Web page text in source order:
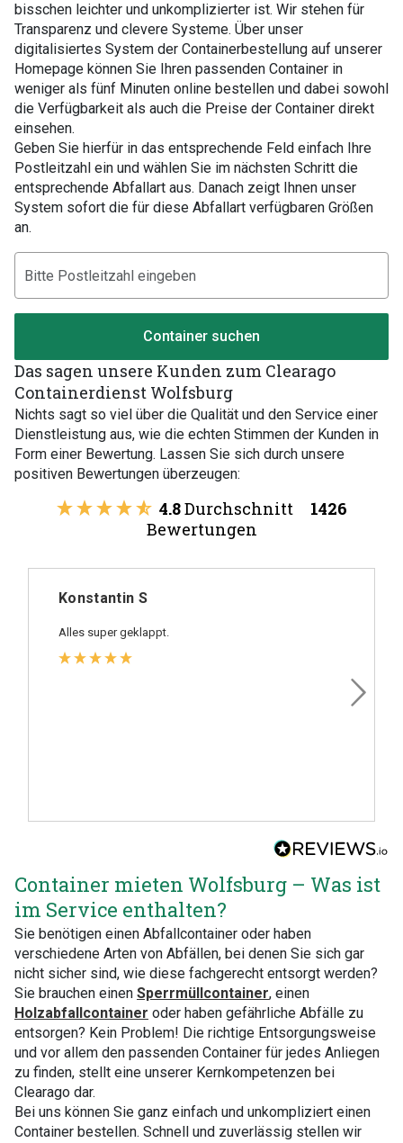
bisschen leichter und unkomplizierter ist. Wir stehen für
Transparenz und clevere Systeme. Über unser
digitalisiertes System der Containerbestellung auf unserer
Homepage können Sie Ihren passenden Container in
weniger als fünf Minuten online bestellen und dabei sowohl
die Verfügbarkeit als auch die Preise der Container direkt
einsehen.
Geben Sie hierfür in das entsprechende Feld einfach Ihre
Postleitzahl ein und wählen Sie im nächsten Schritt die
entsprechende Abfallart aus. Danach zeigt Ihnen unser
System sofort die für diese Abfallart verfügbaren Größen
an.
Container suchen
Das sagen unsere Kunden zum Clearago
Containerdienst Wolfsburg
Nichts sagt so viel über die Qualität und den Service einer
Dienstleistung aus, wie die echten Stimmen der Kunden in
Form einer Bewertung. Lassen Sie sich durch unsere
positiven Bewertungen überzeugen:
4.8Durchschnitt
1426
Bewertungen
Konstantin S
Alles super geklappt.
Container mieten Wolfsburg – Was ist
im Service enthalten?
Sie benötigen einen Abfallcontainer oder haben
verschiedene Arten von Abfällen, bei denen Sie sich gar
nicht sicher sind, wie diese fachgerecht entsorgt werden?
Sie brauchen einen Sperrmüllcontainer, einen
Holzabfallcontainer oder haben gefährliche Abfälle zu
entsorgen? Kein Problem! Die richtige Entsorgungsweise
und vor allem den passenden Container für jedes Anliegen
zu finden, stellt eine unserer Kernkompetenzen bei
Clearago dar.
Bei uns können Sie ganz einfach und unkompliziert einen
Container bestellen. Schnell und zuverlässig stellen wir